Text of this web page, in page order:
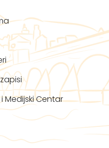
Medijski Centar